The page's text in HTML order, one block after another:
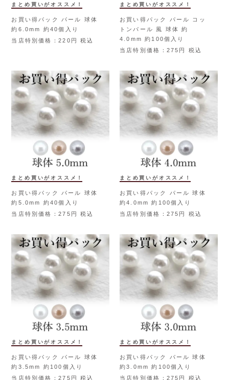
まとめ買いがオススメ！
お買い得パック パール 球体
約6.0mm 約40個入り
当店特別価格
220 税込
まとめ買いがオススメ！
お買い得パック パール コッ
トンパール 風 球体 約
4.0mm 約100個入り
当店特別価格
275 税込
まとめ買いがオススメ！
お買い得パック パール 球体
約5.0mm 約40個入り
当店特別価格
275 税込
まとめ買いがオススメ！
お買い得パック パール 球体
約4.0mm 約100個入り
当店特別価格
275 税込
まとめ買いがオススメ！
お買い得パック パール 球体
約3.5mm 約100個入り
当店特別価格
275 税込
まとめ買いがオススメ！
お買い得パック パール 球体
約3.0mm 約100個入り
当店特別価格
275 税込